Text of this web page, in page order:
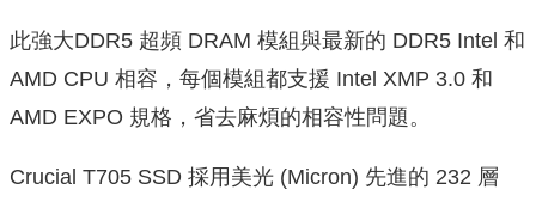
此強大DDR5 超頻 DRAM 模組與最新的 DDR5 Intel 和
AMD CPU 相容，每個模組都支援 Intel XMP 3.0 和
AMD EXPO 規格，省去麻煩的相容性問題。
Crucial T705 SSD 採用美光 (Micron) 先進的 232 層